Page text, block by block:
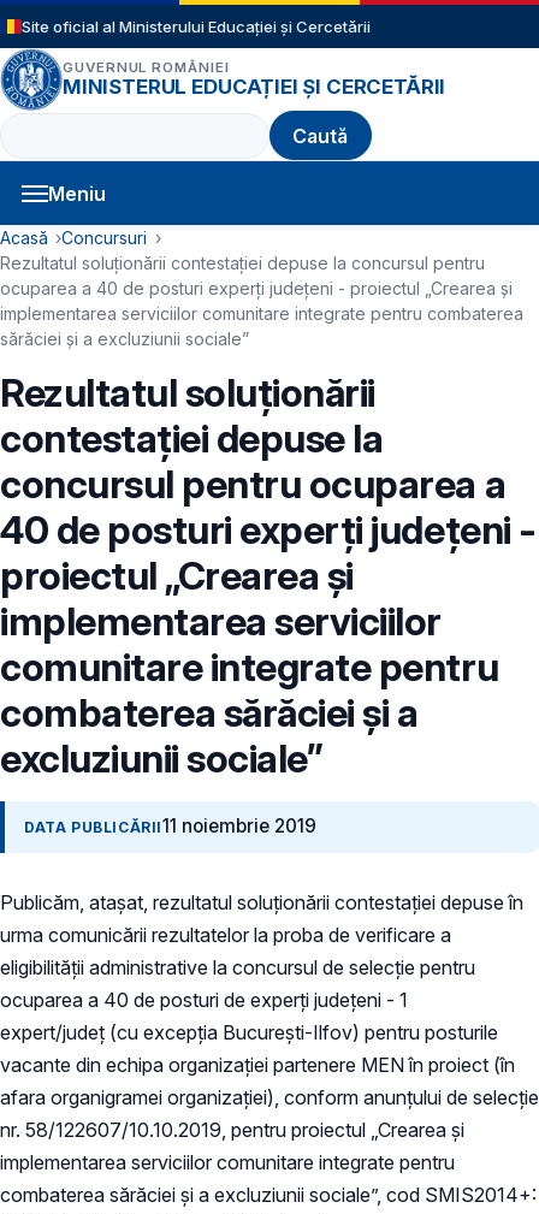
Sari la conținutul principal
Site oficial al Ministerului Educației și Cercetării
GUVERNUL ROMÂNIEI
MINISTERUL EDUCAȚIEI ȘI CERCETĂRII
Caută
Meniu
Navigație principală
Cale de navigare
Acasă
Concursuri
Rezultatul soluționării contestației depuse la concursul pentru
ocuparea a 40 de posturi experți județeni - proiectul „Crearea și
implementarea serviciilor comunitare integrate pentru combaterea
sărăciei și a excluziunii sociale”
Rezultatul soluționării
contestației depuse la
concursul pentru ocuparea a
40 de posturi experți județeni -
proiectul „Crearea și
implementarea serviciilor
comunitare integrate pentru
combaterea sărăciei și a
excluziunii sociale”
DATA PUBLICĂRII11 noiembrie 2019
Publicăm, atașat, rezultatul soluționării contestației depuse în
urma comunicării rezultatelor la proba de verificare a
eligibilității administrative la concursul de selecție pentru
ocuparea a 40 de posturi de experți județeni - 1
expert/județ (cu excepția București-Ilfov) pentru posturile
vacante din echipa organizației partenere MEN în proiect (în
afara organigramei organizației), conform anunțului de selecție
nr. 58/122607/10.10.2019, pentru proiectul „Crearea și
implementarea serviciilor comunitare integrate pentru
combaterea sărăciei și a excluziunii sociale”, cod SMIS2014+: